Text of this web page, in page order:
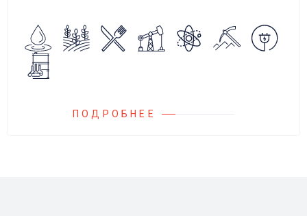
Блок управления Ареоматик совместим с
любыми насосами российских и
иностранных производителей.
ПОДРОБНЕЕ